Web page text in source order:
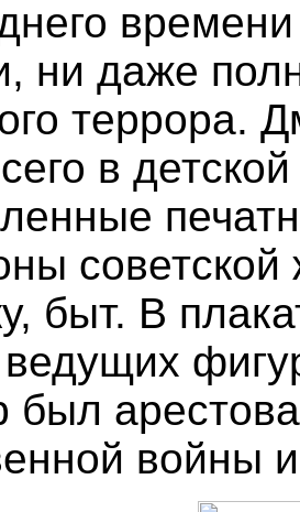
ни даже
террора.
в
советской
быт. В
был
войны